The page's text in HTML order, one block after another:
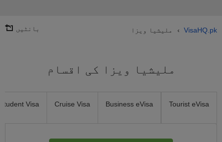
VisaHQ.pk
› ملیشیا ویزا بانٹیں
ملیشیا ویزا کی اقسام
Tourist eVisa
Business eVisa
Cruise Visa
Student Visa